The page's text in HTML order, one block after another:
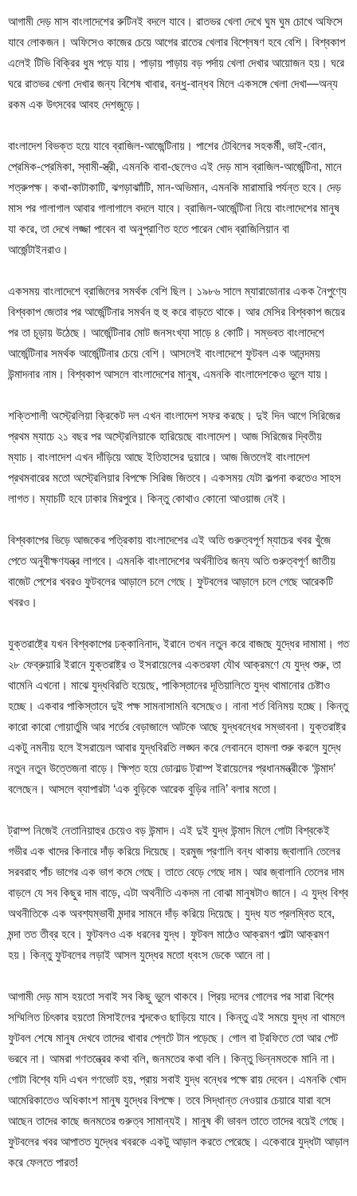
আগামী দেড় মাস বাংলাদেশের রুটিনই বদলে যাবে। রাতভর খেলা দেখে ঘুম ঘুম চোখে অফিসে
যাবে লোকজন। অফিসেও কাজের চেয়ে আগের রাতের খেলার বিশ্লেষণ হবে বেশি। বিশ্বকাপ
এলেই টিভি বিক্রির ধুম পড়ে যায়। পাড়ায় পাড়ায় বড় পর্দায় খেলা দেখার আয়োজন হয়। ঘরে
ঘরে রাতভর খেলা দেখার জন্য বিশেষ খাবার, বন্ধু-বান্ধব মিলে একসঙ্গে খেলা দেখা—অন্য
রকম এক উৎসবের আবহ দেশজুড়ে।
বাংলাদেশ বিভক্ত হয়ে যাবে ব্রাজিল-আজেন্টিনায়। পাশের টেবিলের সহকর্মী, ভাই-বোন,
প্রেমিক-প্রেমিকা, স্বামী-স্ত্রী, এমনকি বাবা-ছেলেও এই দেড় মাস ব্রাজিল-আর্জেন্টিনা, মানে
শত্রুপক্ষ। কথা-কাটাকাটি, ঝগড়াঝাাঁটি, মান-অভিমান, এমনকি মারামারি পর্যন্ত হবে। দেড়
মাস পর গালাগাল আবার গালাগালে বদলে যাবে। ব্রাজিল-আর্জেন্টিনা নিয়ে বাংলাদেশের মানুষ
যা করে, তা দেখে লজ্জা পাবেন বা অনুপ্রাণিত হতে পারেন খোদ ব্রাজিলিয়ান বা
আর্জেন্টাইনরাও।
একসময় বাংলাদেশে ব্রাজিলের সমর্থক বেশি ছিল। ১৯৮৬ সালে ম্যারাডোনার একক নৈপুণ্যে
বিশ্বকাপ জেতার পর আর্জেন্টিনার সমর্থন হু হু করে বাড়তে থাকে। আর মেসির বিশ্বকাপ জয়ের
পর তা চূড়ায় উঠেছে। আর্জেন্টিনার মোট জনসংখ্যা সাড়ে ৪ কোটি। সম্ভবত বাংলাদেশে
আর্জেন্টিনার সমর্থক আর্জেন্টিনার চেয়ে বেশি। আসলেই বাংলাদেশে ফুটবল এক আনন্দময়
উন্মাদনার নাম। বিশ্বকাপ আসলে বাংলাদেশের মানুষ, এমনকি বাংলাদেশকেও ভুলে যায়।
শক্তিশালী অস্ট্রেলিয়া ক্রিকেট দল এখন বাংলাদেশ সফর করছে। দুই দিন আগে সিরিজের
প্রথম ম্যাচে ২১ বছর পর অস্ট্রেলিয়াকে হারিয়েছে বাংলাদেশ। আজ সিরিজের দ্বিতীয়
ম্যাচ। বাংলাদেশ এখন দাঁড়িয়ে আছে ইতিহাসের দুয়ারে। আজ জিতলেই বাংলাদেশ
প্রথমবারের মতো অস্ট্রেলিয়ার বিপক্ষে সিরিজ জিতবে। একসময় যেটা কল্পনা করতেও সাহস
লাগত। ম্যাচটি হবে ঢাকার মিরপুরে। কিন্তু কোথাও কোনো আওয়াজ নেই।
বিশ্বকাপের ভিড়ে আজকের পত্রিকায় বাংলাদেশের এই অতি গুরুত্বপূর্ণ ম্যাচের খবর খুঁজে
পেতে অনুবীক্ষণযন্ত্র লাগবে। এমনকি বাংলাদেশের অর্থনীতির জন্য অতি গুরুত্বপূর্ণ জাতীয়
বাজেট পেশের খবরও ফুটবলের আড়ালে চলে গেছে। ফুটবলের আড়ালে চলে গেছে আরেকটি
খবরও।
যুক্তরাষ্ট্রে যখন বিশ্বকাপের ঢক্কানিনাদ, ইরানে তখন নতুন করে বাজছে যুদ্ধের দামামা। গত
২৮ ফেব্রুয়ারি ইরানে যুক্তরাষ্ট্র ও ইসরায়েলের একতরফা যৌথ আক্রমণে যে যুদ্ধ শুরু, তা
থামেনি এখনো। মাঝে যুদ্ধবিরতি হয়েছে, পাকিস্তানের দূতিয়ালিতে যুদ্ধ থামানোর চেষ্টাও
হচ্ছে। একবার পাকিস্তানে দুই পক্ষ সামনাসামনি বসেছেও। নানা শর্ত বিনিময় হচ্ছে। কিন্তু
কারো কারো গোয়ার্তুমি আর শর্তের বেড়াজালে আটকে আছে যুদ্ধবন্ধের সম্ভাবনা। যুক্তরাষ্ট্র
একটু নমনীয় হলে ইসরায়েল আবার যুদ্ধবিরতি লঙ্ঘন করে লেবাননে হামলা শুরু করলে যুদ্ধে
নতুন নতুন উত্তেজনা বাড়ে। ক্ষিপ্ত হয়ে ডোনাল্ড ট্রাম্প ইরায়েলের প্রধানমন্ত্রীকে ‘উন্মাদ’
বলেছেন। আসলে ব্যাপারটা ‘এক বুড়িকে আরেক বুড়ির নানি’ বলার মতো।
ট্রাম্প নিজেই নেতানিয়াহুর চেয়েও বড় উন্মাদ। এই দুই যুদ্ধ উন্মাদ মিলে গোটা বিশ্বকেই
গভীর এক খাদের কিনারে দাঁড় করিয়ে দিয়েছে। হরমুজ প্রণালি বন্ধ থাকায় জ্বালানি তেলের
সরবরাহ পাঁচ ভাগের এক ভাগ কমে গেছে। তাতে বেড়ে গেছে দাম। আর জ্বালানি তেলের দাম
বাড়লে যে সব কিছুর দাম বাড়ে, এটা অথনীতি একদম না বোঝা মানুষটাও জানে। এ যুদ্ধ বিশ্ব
অথনীতিকে এক অবশ্যম্ভাবী মন্দার সামনে দাঁড় করিয়ে দিয়েছে। যুদ্ধ যত প্রলম্বিত হবে,
মন্দা তত তীব্র হবে। ফুটবলও এক ধরনের যুদ্ধ। ফুটবল মাঠেও আক্রমণ পাল্টা আক্রমণ
হয়। কিন্তু ফুটবলের লড়াই আসল যুদ্ধের মতো ধ্বংস ডেকে আনে না।
আগামী দেড় মাস হয়তো সবাই সব কিছু ভুলে থাকবে। প্রিয় দলের গোলের পর সারা বিশ্বে
সম্মিলিত চিৎকার হয়তো মিসাইলের শব্দকেও ছাড়িয়ে যাবে। কিন্তু এই সময়ে যুদ্ধ না থামলে
ফুটবল শেষে মানুষ দেখবে তাদের খাবার প্লেটে টান পড়েছে। গোল বা ট্রফিতে তো আর পেট
ভরবে না। আমরা গণতন্ত্রের কথা বলি, জনমতের কথা বলি। কিন্তু ভিন্নমতকে মানি না।
গোটা বিশ্বে যদি এখন গণভোট হয়, প্রায় সবাই যুদ্ধ বন্ধের পক্ষে রায় দেবেন। এমনকি খোদ
আমেরিকাতেও অধিকাংশ মানুষ যুদ্ধের বিপক্ষে। তবে সিদ্ধান্ত নেওয়ার চেয়ারে যারা বসে
আছেন তাদের কাছে জনমতের গুরুত্ব সামান্যই। মানুষ কী ভাবল তাতে তাদের বয়েই গেছে।
ফুটবলের খবর আপাতত যুদ্ধের খবরকে একটু আড়াল করতে পেরেছে। একেবারে যুদ্ধটা আড়াল
করে ফেলতে পারত!